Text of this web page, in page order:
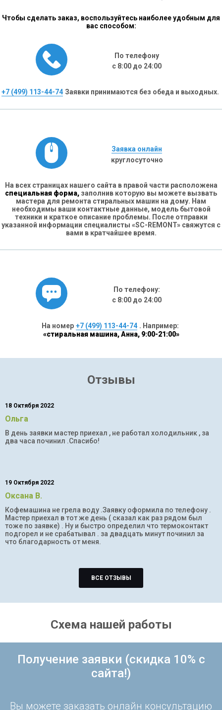
Чтобы сделать заказ, воспользуйтесь наиболее удобным для
вас способом:
По телефону
с 8:00 до 24:00
+7 (499) 113-44-74 Заявки принимаются без обеда и выходных.
Заявка онлайн
круглосуточно
На всех страницах нашего сайта в правой части расположена
специальная форма, заполнив которую вы можете вызвать
мастера для ремонта стиральных машин на дому. Нам
необходимы ваши контактные данные, модель бытовой
техники и краткое описание проблемы. После отправки
указанной информации специалисты «SC-REMONT» свяжутся с
вами в кратчайшее время.
По телефону:
с 8:00 до 24:00
На номер +7 (499) 113-44-74 . Например:
«стиральная машина, Анна, 9:00-21:00»
Отзывы
18 Октября 2022
Ольга
В день заявки мастер приехал , не работал холодильник , за
два часа починил .Спасибо!
19 Октября 2022
Оксана В.
Кофемашина не грела воду .Заявку оформила по телефону .
Мастер приехал в тот же день ( сказал как раз рядом был
тоже по заявке) . Ну и быстро определил что термоконтакт
подгорел и не срабатывал . за двадцать минут починил за
что благодарность от меня.
ВСЕ ОТЗЫВЫ
Схема нашей работы
Получение заявки (скидка 10% с
сайта!)
Вы можете заказать онлайн консультацию